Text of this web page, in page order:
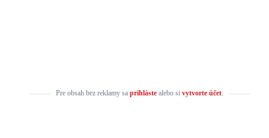
Pre obsah bez reklamy sa prihlástealebo si vytvorte účet.